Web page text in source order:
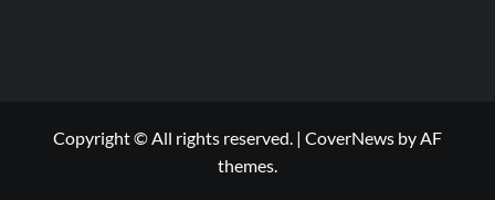
Copyright © All rights reserved. | CoverNews by AF
themes.